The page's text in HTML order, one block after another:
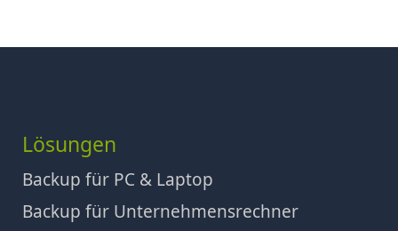
Lösungen
Backup für PC & Laptop
Backup für Unternehmensrechner